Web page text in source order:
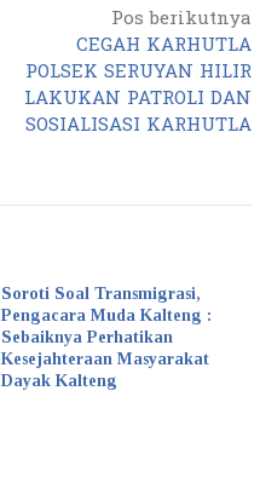
Pos berikutnya
CEGAH KARHUTLA
POLSEK SERUYAN HILIR
LAKUKAN PATROLI DAN
SOSIALISASI KARHUTLA
Soroti Soal Transmigrasi,
Pengacara Muda Kalteng :
Sebaiknya Perhatikan
Kesejahteraan Masyarakat
Dayak Kalteng